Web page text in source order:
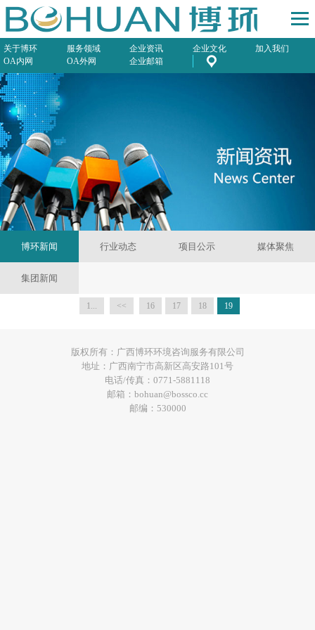
关于博环 服务领域 企业资讯 企业文化
加入我们
OA内网
OA外网 企业邮箱
博环新闻 行业动态 项目公示 媒体聚焦
集团新闻
1... << 16 17 18 19
版权所有：广西博环环境咨询服务有限公司
地址：广西南宁市高新区高安路101号
电话/传真：0771-5881118
邮箱：bohuan@bossco.cc
邮编：530000